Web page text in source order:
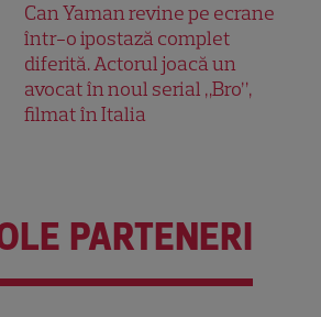
Can Yaman revine pe ecrane
într-o ipostază complet
diferită. Actorul joacă un
avocat în noul serial „Bro”,
filmat în Italia
PARTENERI